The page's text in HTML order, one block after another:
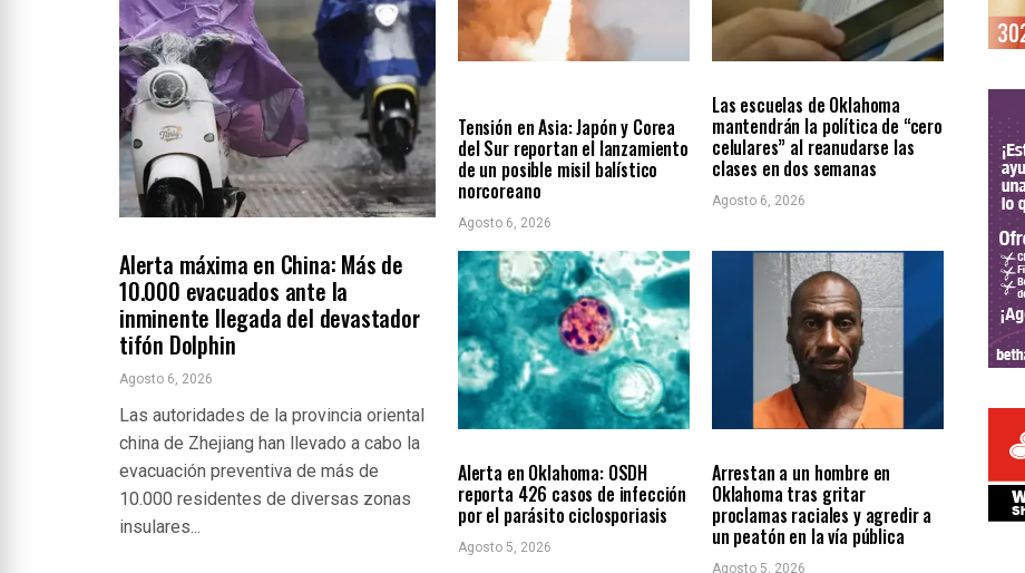
Alerta máxima en China: Más de
10.000 evacuados ante la
inminente llegada del devastador
tifón Dolphin
Agosto 6, 2026
Las autoridades de la provincia oriental
china de Zhejiang han llevado a cabo la
evacuación preventiva de más de
10.000 residentes de diversas zonas
insulares...
Tensión en Asia: Japón y Corea
del Sur reportan el lanzamiento
de un posible misil balístico
norcoreano
Agosto 6, 2026
Las escuelas de Oklahoma
mantendrán la política de “cero
celulares” al reanudarse las
clases en dos semanas
Agosto 6, 2026
Alerta en Oklahoma: OSDH
reporta 426 casos de infección
por el parásito ciclosporiasis
Agosto 5, 2026
Arrestan a un hombre en
Oklahoma tras gritar
proclamas raciales y agredir a
un peatón en la vía pública
Agosto 5, 2026